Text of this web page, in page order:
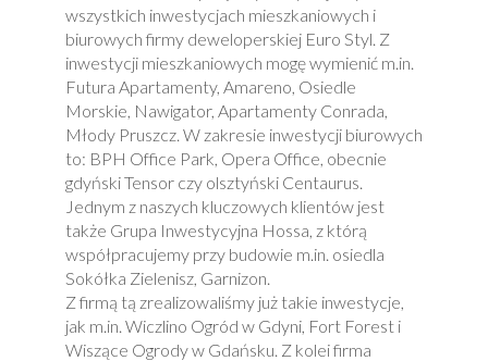
wszystkich inwestycjach mieszkaniowych i
biurowych firmy deweloperskiej Euro Styl. Z
inwestycji mieszkaniowych mogę wymienić m.in.
Futura Apartamenty, Amareno, Osiedle
Morskie, Nawigator, Apartamenty Conrada,
Młody Pruszcz. W zakresie inwestycji biurowych
to: BPH Office Park, Opera Office, obecnie
gdyński Tensor czy olsztyński Centaurus.
Jednym z naszych kluczowych klientów jest
także Grupa Inwestycyjna Hossa, z którą
współpracujemy przy budowie m.in. osiedla
Sokółka Zielenisz, Garnizon.
Z firmą tą zrealizowaliśmy już takie inwestycje,
jak m.in. Wiczlino Ogród w Gdyni, Fort Forest i
Wiszące Ogrody w Gdańsku. Z kolei firma